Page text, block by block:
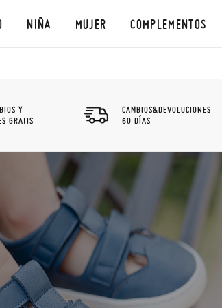
NIÑA MUJER COMPLEMENTOS
Y
GRATIS
CAMBIOS&DEVOLUCIONES
60 DÍAS